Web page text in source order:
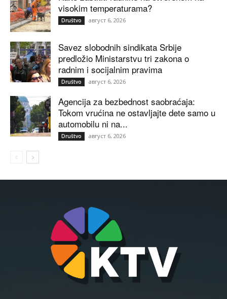
visokim temperaturama?
Društvo август 6, 2026
Savez slobodnih sindikata Srbije
predložio Ministarstvu tri zakona o
radnim i socijalnim pravima
Društvo август 6, 2026
Agencija za bezbednost saobraćaja:
Tokom vrućina ne ostavljajte dete samo u
automobilu ni na...
Društvo август 6, 2026